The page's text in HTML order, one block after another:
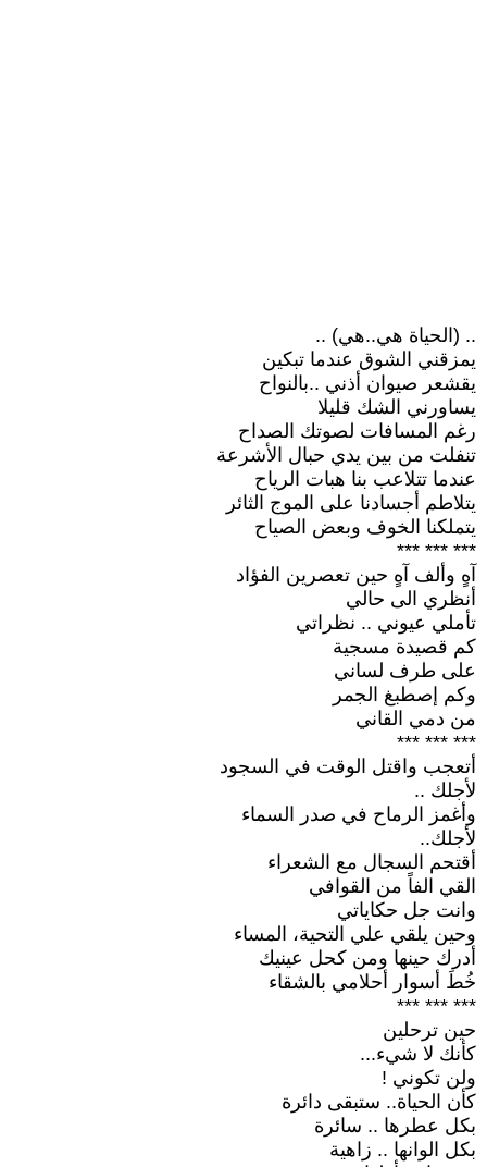
.. (الحياة هي..هي) ..
يمزقني الشوق عندما تبكين
يقشعر صيوان أذني ..بالنواح
يساورني الشك قليلا
رغم المسافات لصوتك الصداح
تنفلت من بين يدي حبال الأشرعة
عندما تتلاعب بنا هبات الرياح
يتلاطم أجسادنا على الموج الثائر
يتملكنا الخوف وبعض الصياح
*** *** ***
آهٍ وألف آهٍ حين تعصرين الفؤاد
أنظري الى حالي
تأملي عيوني .. نظراتي
كم قصيدة مسجية
على طرف لساني
وكم إصطبغ الجمر
من دمي القاني
*** *** ***
أتعجب واقتل الوقت في السجود
لأجلك ..
وأغمز الرماح في صدر السماء
لأجلك..
أقتحم السجال مع الشعراء
القي الفاً من القوافي
وانت جل حكاياتي
وحين يلقي علي التحية، المساء
أدرك حينها ومن كحل عينيك
خُطَ أسوار أحلامي بالشقاء
*** *** ***
حين ترحلين
كأنك لا شيء...
ولن تكوني !
كأن الحياة.. ستبقى دائرة
بكل عطرها .. سائرة
بكل الوانها .. زاهية